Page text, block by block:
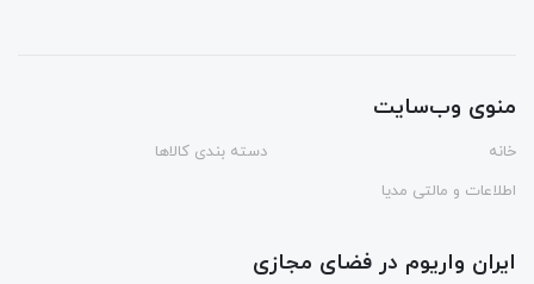
منوی وب‌سایت
خانه
دسته بندی کالاها
اطلاعات و مالتی مدیا
ایران واریوم در فضای مجازی